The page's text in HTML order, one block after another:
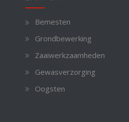
Bemesten
Grondbewerking
Zaaiwerkzaamheden
Gewasverzorging
Oogsten